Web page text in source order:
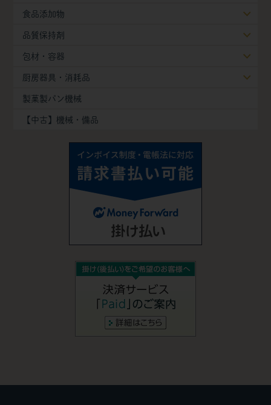
食品添加物
品質保持剤
包材・容器
厨房器具・消耗品
製菓製パン機械
【中古】機械・備品